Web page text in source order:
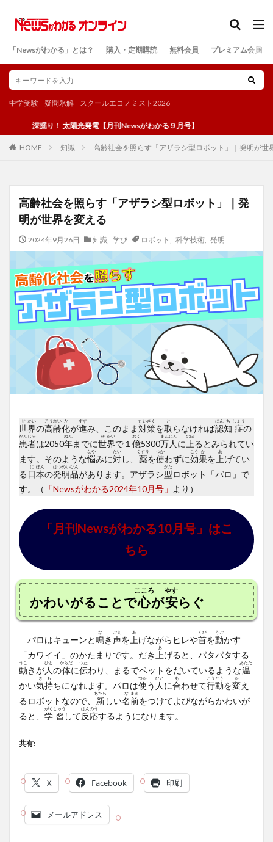
「Newsがわかる」とは？ 購入・定期購読 無料会員 プレミアム会員
中学受験 疑問氷解 スクールエコノミスト2026
深掘り！ 太陽光発電【月刊Newsがわかる９月号】
HOME 知識 高齢社会を照らす「アザラシ型ロボット」｜発明が世
高齢社会を照らす「アザラシ型ロボット」｜発
明が世界を変える
2024年9月26日 知識 学び ロボット 科学技術, 発明
世
せ
界
かい
の高
こう
齢
れい
化
か
が進
すす
み、このまま対
たい
策
さく
を取
と
らなければ認
にん
知
ち
症
しょう
の
患
かん
者
じゃ
は2050年
ねん
までに世
せ
界
かい
で１ 億
おく
5300万
まん
人
にん
に 上
のぼ
るとみられてい
ます。そのような悩
なや
みに対
たい
し、 薬
くすり
を使
つか
わずに効
こう
果
か
を 上
あ
げてい
る 日
に
本
ほん
の発
はつ
明
めい
品
ひん
があります。アザラシ型
がた
ロボット「パロ」で
す。（ 「Newsがわかる2024年10月号」 より）
「月刊Newsがわかる10月号」はこ
ちら
かわいがることで心
こころ
が安
やす
らぐ
パロはキューンと鳴
な
き声
ごえ
を 上
あ
げながらヒレや首
くび
を動
うご
かす
「カワイイ」のかたまりです。だき 上
あ
げると、パタパタする
動
うご
きが人
ひと
の体
からだ
に伝
つた
わり、まるでペットをだいているような温
あたた
かい気
き
持
も
ちになれます。パロは使
つか
う 人
ひと
に合
あ
わせて行
こう
動
どう
を変
か
え
るロボットなので、
新
あたら
しい名
な
前
まえ
をつけてよびながらかわいが
ると、 学
がく
習
しゅう
して反
はん
応
のう
するようになります。
共有:
X Facebook 印刷
メールアドレス
検索